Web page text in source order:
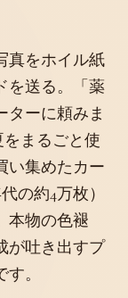
真をホイル紙
を送る。「薬
ターに頼みま
をまるごと使
い集めたカー
の約4万枚）
本物の色褪
が吐き出すプ
。